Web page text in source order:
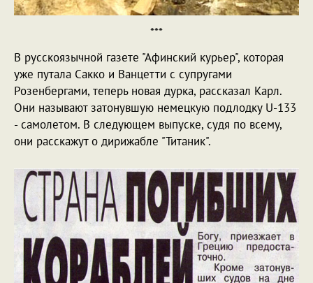
***
В русскоязычной газете "Афинский курьер", которая
уже путала Сакко и Ванцетти с супругами
Розенбергами, теперь новая дурка, рассказал Карл.
Они называют затонувшую немецкую подлодку U-133
- самолетом. В следующем выпуске, судя по всему,
они расскажут о дирижабле "Титаник".